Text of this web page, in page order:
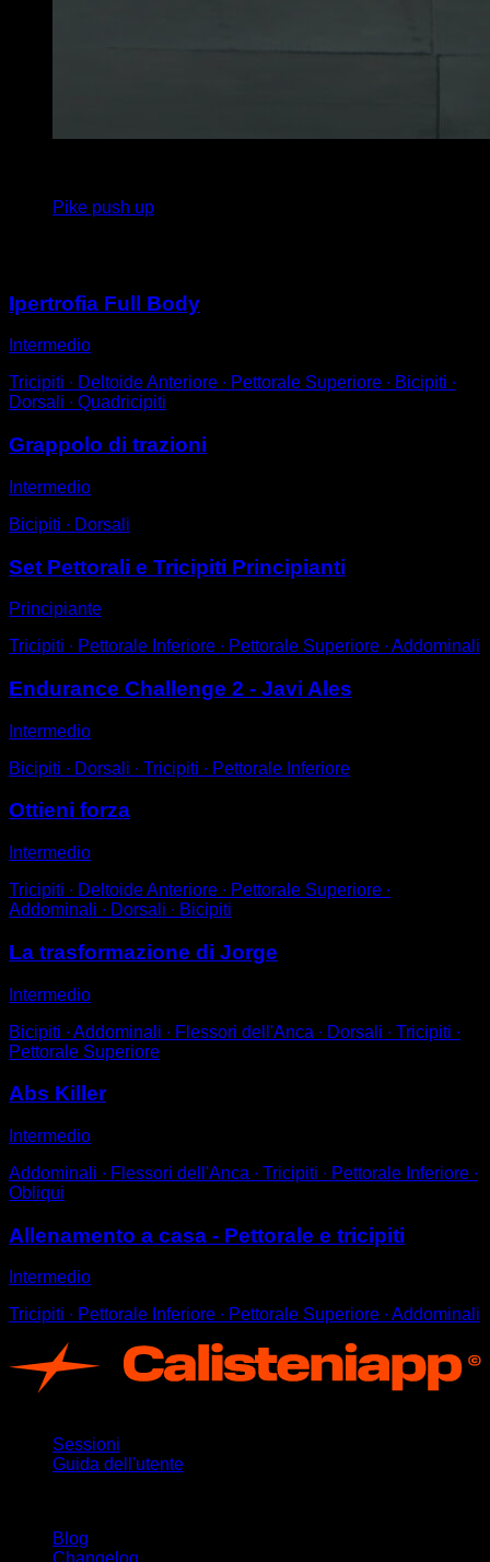
Pike push up
Ipertrofia Full Body
Intermedio
Tricipiti ∙ Deltoide Anteriore ∙ Pettorale Superiore ∙ Bicipiti ∙
Dorsali ∙ Quadricipiti
Grappolo di trazioni
Intermedio
Bicipiti ∙ Dorsali
Set Pettorali e Tricipiti Principianti
Principiante
Tricipiti ∙ Pettorale Inferiore ∙ Pettorale Superiore ∙ Addominali
Endurance Challenge 2 - Javi Ales
Intermedio
Bicipiti ∙ Dorsali ∙ Tricipiti ∙ Pettorale Inferiore
Ottieni forza
Intermedio
Tricipiti ∙ Deltoide Anteriore ∙ Pettorale Superiore ∙
Addominali ∙ Dorsali ∙ Bicipiti
La trasformazione di Jorge
Intermedio
Bicipiti ∙ Addominali ∙ Flessori dell'Anca ∙ Dorsali ∙ Tricipiti ∙
Pettorale Superiore
Abs Killer
Intermedio
Addominali ∙ Flessori dell'Anca ∙ Tricipiti ∙ Pettorale Inferiore ∙
Obliqui
Allenamento a casa - Pettorale e tricipiti
Intermedio
Tricipiti ∙ Pettorale Inferiore ∙ Pettorale Superiore ∙ Addominali
Sessioni
Guida dell'utente
Blog
Changelog